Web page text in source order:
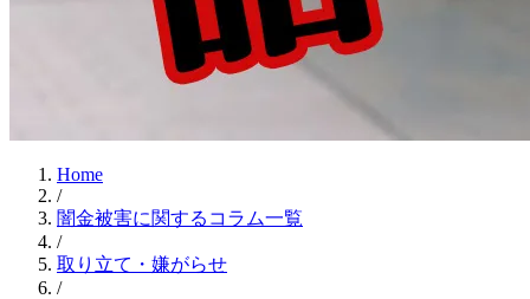
Home
/
闇金被害に関するコラム一覧
/
取り立て・嫌がらせ
/